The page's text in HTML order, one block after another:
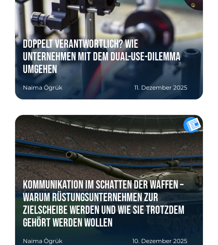
Doppelt verantwortlich? Wie
Unternehmen mit dem Dual-Use-Dilemma
umgehen
Naima Ögrük 11. Dezember 2025
Kommunikation im Schatten der Waffen –
Warum Rüstungsunternehmen zur
Zielscheibe werden und wie sie trotzdem
gehört werden wollen
Naima Ögrük 10. Dezember 2025